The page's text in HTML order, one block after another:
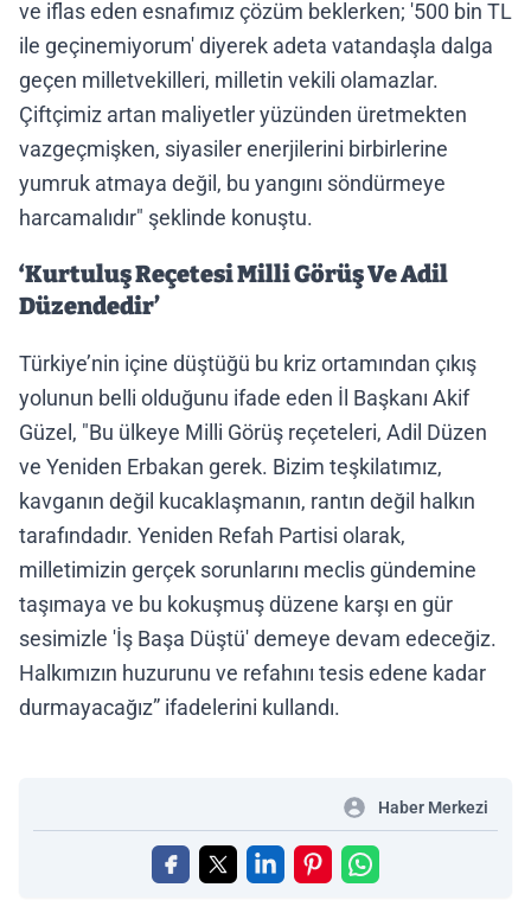
ve iflas eden esnafımız çözüm beklerken; '500 bin TL
ile geçinemiyorum' diyerek adeta vatandaşla dalga
geçen milletvekilleri, milletin vekili olamazlar.
Çiftçimiz artan maliyetler yüzünden üretmekten
vazgeçmişken, siyasiler enerjilerini birbirlerine
yumruk atmaya değil, bu yangını söndürmeye
harcamalıdır" şeklinde konuştu.
‘Kurtuluş Reçetesi Milli Görüş Ve Adil
Düzendedir’
Türkiye’nin içine düştüğü bu kriz ortamından çıkış
yolunun belli olduğunu ifade eden İl Başkanı Akif
Güzel, "Bu ülkeye Milli Görüş reçeteleri, Adil Düzen
ve Yeniden Erbakan gerek. Bizim teşkilatımız,
kavganın değil kucaklaşmanın, rantın değil halkın
tarafındadır. Yeniden Refah Partisi olarak,
milletimizin gerçek sorunlarını meclis gündemine
taşımaya ve bu kokuşmuş düzene karşı en gür
sesimizle 'İş Başa Düştü' demeye devam edeceğiz.
Halkımızın huzurunu ve refahını tesis edene kadar
durmayacağız” ifadelerini kullandı.
Haber Merkezi